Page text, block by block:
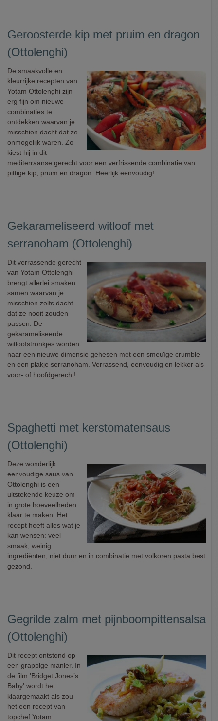
Geroosterde kip met pruim en dragon
(Ottolenghi)
De smaakvolle en
kleurrijke recepten van
Yotam Ottolenghi zijn
erg fijn om nieuwe
combinaties te
ontdekken waarvan je
misschien dacht dat ze
onmogelijk waren. Zo
kiest hij in dit
mediterraanse gerecht voor een verfrissende combinatie van
pittige kip, pruim en dragon. Heerlijk eenvoudig!
Gekarameliseerd witloof met
serranoham (Ottolenghi)
Dit verrassende gerecht
van Yotam Ottolenghi
brengt allerlei smaken
samen waarvan je
misschien zelfs dacht
dat ze nooit zouden
passen. De
gekarameliseerde
witloofstronkjes worden
naar een nieuwe dimensie gehesen met een smeuïge crumble
en een plakje serranoham. Verrassend, eenvoudig en lekker als
voor- of hoofdgerecht!
Spaghetti met kerstomatensaus
(Ottolenghi)
Deze wonderlijk
eenvoudige saus van
Ottolenghi is een
uitstekende keuze om
in grote hoeveelheden
klaar te maken. Het
recept heeft alles wat je
kan wensen: veel
smaak, weinig
ingrediënten, niet duur en in combinatie met volkoren pasta best
gezond.
Gegrilde zalm met pijnboompittensalsa
(Ottolenghi)
Dit recept ontstond op
een grappige manier. In
de film 'Bridget Jones’s
Baby' wordt het
klaargemaakt als zou
het een recept van
topchef Yotam